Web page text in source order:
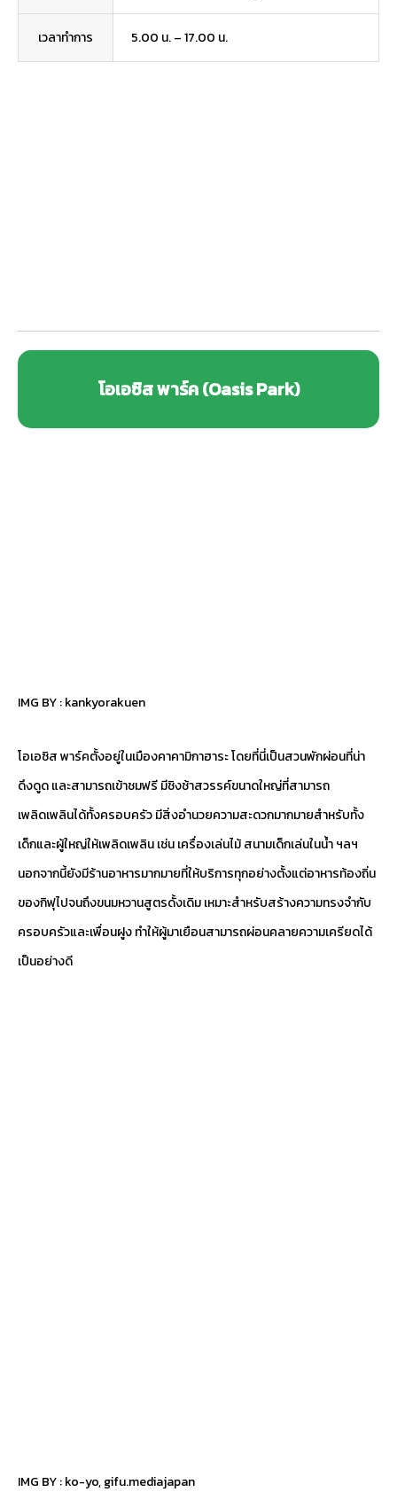
เวลาทำการ 5.00 น. – 17.00 น.
โอเอซิส พาร์ค (Oasis Park)
IMG BY :kankyorakuen
โอเอซิส พาร์คตั้งอยู่ในเมืองคาคามิกาฮาระ โดยที่นี่เป็นสวนพักผ่อนที่น่า
ดึงดูด และสามารถเข้าชมฟรี มีชิงช้าสวรรค์ขนาดใหญ่ที่สามารถ
เพลิดเพลินได้ทั้งครอบครัว มีสิ่งอำนวยความสะดวกมากมายสำหรับทั้ง
เด็กและผู้ใหญ่ให้เพลิดเพลิน เช่น เครื่องเล่นไม้ สนามเด็กเล่นในน้ำ ฯลฯ
นอกจากนี้ยังมีร้านอาหารมากมายที่ให้บริการทุกอย่างตั้งแต่อาหารท้องถิ่น
ของกิฟุไปจนถึงขนมหวานสูตรดั้งเดิม เหมาะสำหรับสร้างความทรงจำกับ
ครอบครัวและเพื่อนฝูง ทำให้ผู้มาเยือนสามารถผ่อนคลายความเครียดได้
เป็นอย่างดี
IMG BY :ko-yo,gifu.mediajapan